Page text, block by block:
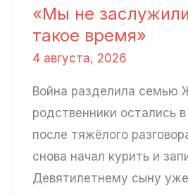
для
того,
чтобы
а
для
того,
чтобы
люди
«Мы не
такое время»
4 августа, 2026
Война разделила семью
родственники остались
после тяжёлого
снова начал курить и
Девятилетнему сыну